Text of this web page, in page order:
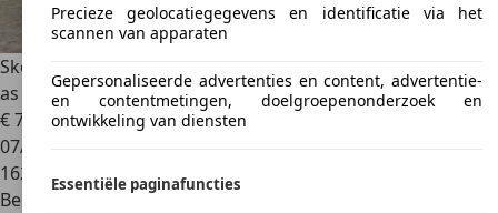
Skoda Fabia
as
€ 7.999
07/2015
162.891 km
Benzine
Precieze geolocatiegegevens en identificatie via het
scannen van apparaten
Gepersonaliseerde advertenties en content, advertentie-
en contentmetingen, doelgroepenonderzoek en
ontwikkeling van diensten
Essentiële paginafuncties